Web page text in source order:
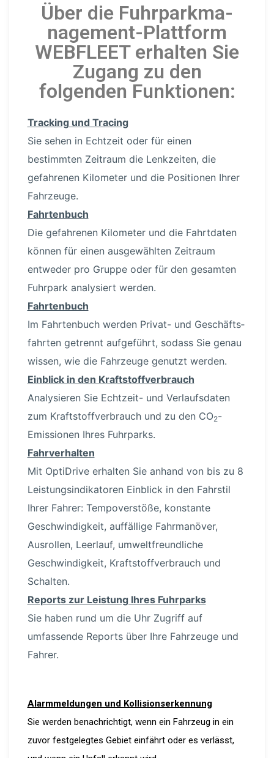
Über die Fuhrpark­ma­
nage­men­t-Plattform
WEBFLEET erhalten Sie
Zugang zu den
folgenden Funktionen:
Tracking und Tracing
Sie sehen in Echtzeit oder für einen
bestimmten Zeitraum die Lenkzeiten, die
gefahrenen Kilometer und die Positionen Ihrer
Fahrzeuge.
Fahrtenbuch
Die gefahrenen Kilometer und die Fahrtdaten
können für einen ausge­wählten Zeitraum
entweder pro Gruppe oder für den gesamten
Fuhrpark analysiert werden.
Fahrtenbuch
Im Fahrtenbuch werden Privat- und Geschäfts­
fahrten getrennt aufgeführt, sodass Sie genau
wissen, wie die Fahrzeuge genutzt werden.
Einblick in den Kraft­stoff­ver­brauch
Analysieren Sie Echtzeit- und Verlaufs­daten
zum Kraft­stoff­ver­brauch und zu den CO2-
Emissionen Ihres Fuhrparks.
Fahrver­halten
Mit OptiDrive erhalten Sie anhand von bis zu 8
Leistungs­in­di­ka­toren Einblick in den Fahrstil
Ihrer Fahrer: Tempo­ver­stöße, konstante
Geschwin­digkeit, auffällige Fahrmanöver,
Ausrollen, Leerlauf, umwelt­freund­liche
Geschwin­digkeit, Kraft­stoff­ver­brauch und
Schalten.
Reports zur Leistung Ihres Fuhrparks
Sie haben rund um die Uhr Zugriff auf
umfassende Reports über Ihre Fahrzeuge und
Fahrer.
Alarm­mel­dungen und Kolli­si­ons­er­kennung
Sie werden benach­richtigt, wenn ein Fahrzeug in ein
zuvor festge­legtes Gebiet einfährt oder es verlässt,